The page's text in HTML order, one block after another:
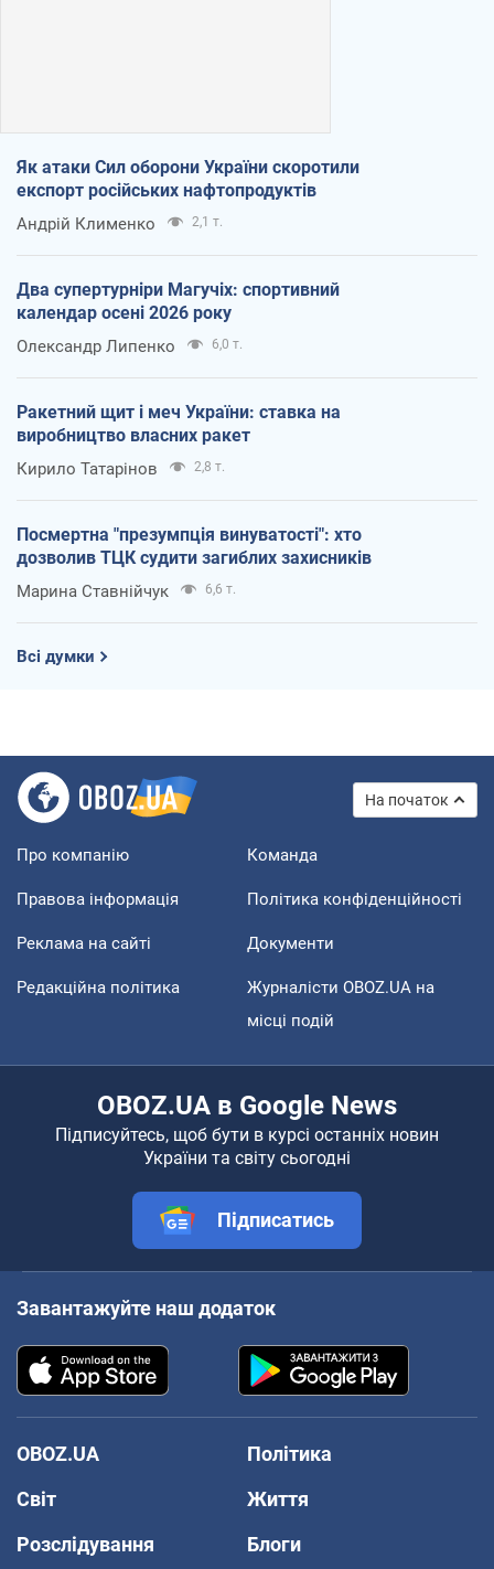
Як атаки Сил оборони України скоротили
експорт російських нафтопродуктів
Андрій Клименко 2,1 т.
Два супертурніри Магучіх: спортивний
календар осені 2026 року
Олександр Липенко 6,0 т.
Ракетний щит і меч України: ставка на
виробництво власних ракет
Кирило Татарінов 2,8 т.
Посмертна "презумпція винуватості": хто
дозволив ТЦК судити загиблих захисників
Марина Ставнійчук 6,6 т.
Всі думки
На початок
Про компанію Команда
Правова інформація Політика конфіденційності
Реклама на сайті Документи
Редакційна політика
Журналісти OBOZ.UA на
місці подій
OBOZ.UA в Google News
Підписуйтесь, щоб бути в курсі останніх новин
України та світу сьогодні
Підписатись
Завантажуйте наш додаток
OBOZ.UA
Політика
Світ
Життя
Розслідування
Блоги